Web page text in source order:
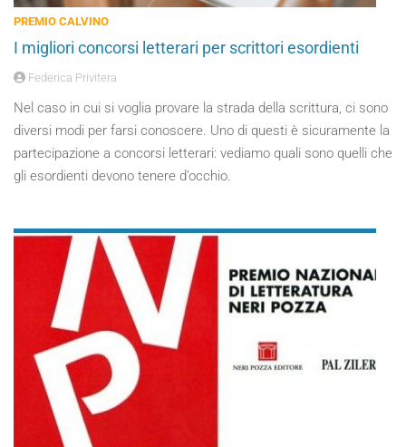
PREMIO CALVINO
I migliori concorsi letterari per scrittori esordienti
Federica Privitera
Nel caso in cui si voglia provare la strada della scrittura, ci sono
diversi modi per farsi conoscere. Uno di questi è sicuramente la
partecipazione a concorsi letterari: vediamo quali sono quelli che
gli esordienti devono tenere d’occhio.